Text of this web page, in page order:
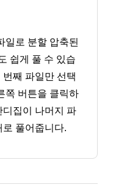
일로 분할 압축된
쉽게 풀 수 있습
째 파일만 선택
쪽 버튼을 클릭하
디집이 나머지 파
풀어줍니다.